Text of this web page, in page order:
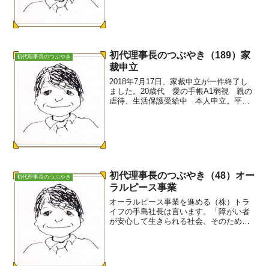
初代理事長のつぶやき
初代理事長のつぶやき（189）家
裁申立
2018年7月17日、家裁申立が一件終了し
ました。20歳代 愛の手帳A1弱視 親の
虐待、生活保護受給中 本人申立。平成
初代理事長のつぶやき
初代理事長のつぶやき（48）オー
ラルピース事業
オーラルピース事業を進める（株）トラ
イフの手島社長は言います。「障がい者
が安心して生きられる社会、そのために